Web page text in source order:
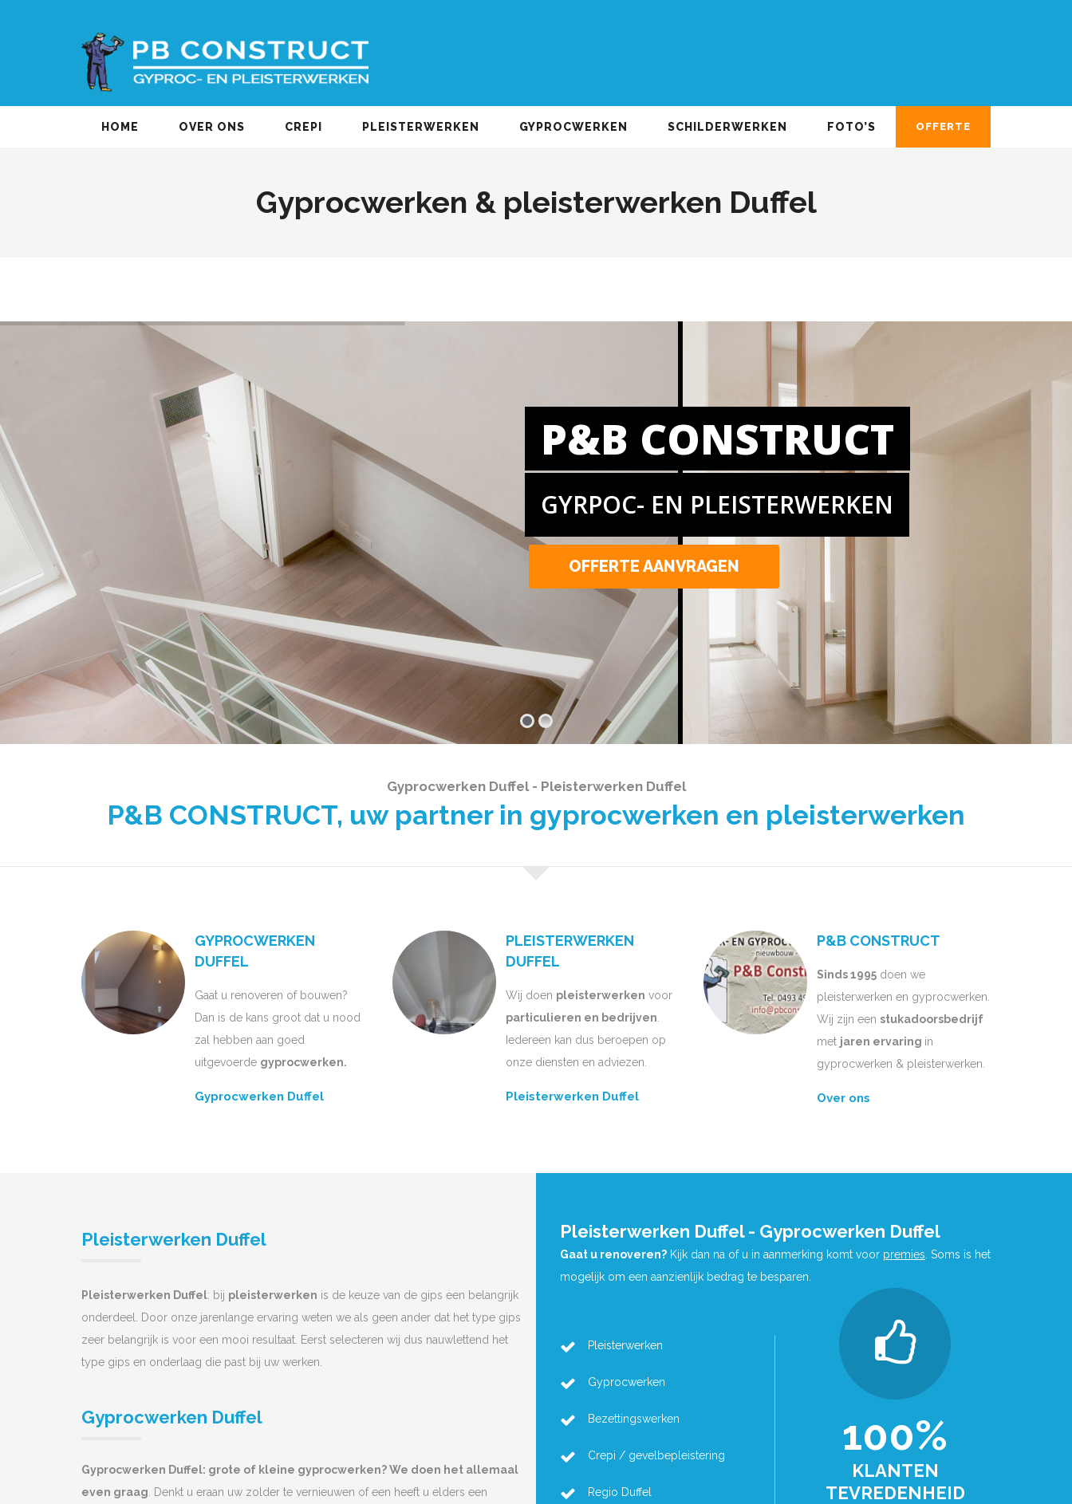
HOME OVER ONS CREPI PLEISTERWERKEN GYPROCWERKEN SCHILDERWERKEN FOTO’S OFFERTE
Gyprocwerken & pleisterwerken Duffel
P&B CONSTRUCT
GYRPOC- EN PLEISTERWERKEN
OFFERTE AANVRAGEN
Gyprocwerken Duffel - Pleisterwerken Duffel
P&B CONSTRUCT, uw partner in gyprocwerken en pleisterwerken
GYPROCWERKEN
DUFFEL
Gaat u renoveren of bouwen?
Dan is de kans groot dat u nood
zal hebben aan goed
uitgevoerde gyprocwerken.
Gyprocwerken Duffel
PLEISTERWERKEN
DUFFEL
Wij doen pleisterwerken voor
particulieren en bedrijven
Iedereen kan dus beroepen op
onze diensten en adviezen.
Pleisterwerken Duffel
P&B CONSTRUCT
Sinds 1995 doen we
pleisterwerken en gyprocwerken.
Wij zijn een stukadoorsbedrijf
met jaren ervaring in
gyprocwerken & pleisterwerken.
Over ons
Pleisterwerken Duffel
Pleisterwerken Duffel: bij pleisterwerken is de keuze van de gips een belangrijk
onderdeel. Door onze jarenlange ervaring weten we als geen ander dat het type gips
zeer belangrijk is voor een mooi resultaat. Eerst selecteren wij dus nauwlettend het
type gips en onderlaag die past bij uw werken.
Gyprocwerken Duffel
Gyprocwerken Duffel: grote of kleine gyprocwerken? We doen het allemaal
even graag . Denkt u eraan uw zolder te vernieuwen of een heeft u elders een
Pleisterwerken Duffel - Gyprocwerken Duffel
Gaat u renoveren? Kijk dan na of u in aanmerking komt voor premies . Soms is het
mogelijk om een aanzienlijk bedrag te besparen.
Pleisterwerken
Gyprocwerken
Bezettingswerken
Crepi / gevelbepleistering
Regio Duffel
100%
KLANTEN
TEVREDENHEID